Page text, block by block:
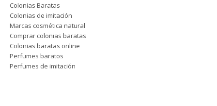
Colonias Baratas
Colonias de imitación
Marcas cosmética natural
Comprar colonias baratas
Colonias baratas online
Perfumes baratos
Perfumes de imitación